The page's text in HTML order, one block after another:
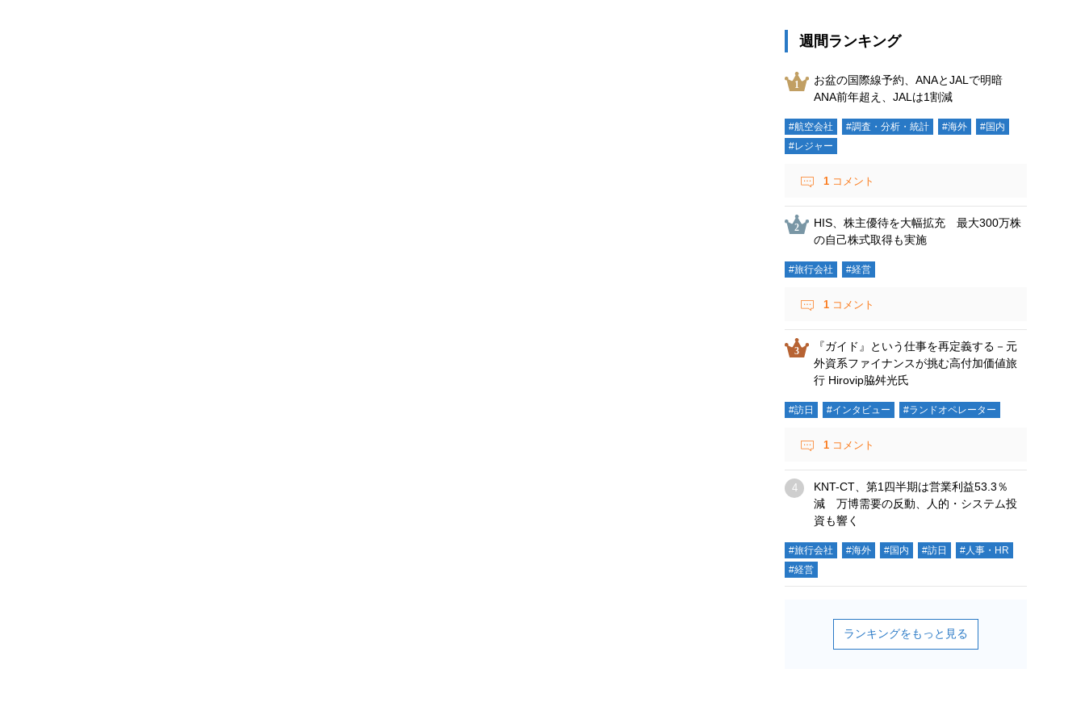
週間ランキング
お盆の国際線予約、ANAとJALで明暗
ANA前年超え、JALは1割減
#航空会社 #調査・分析・統計 #海外
#国内
#レジャー
1 コメント
HIS、株主優待を大幅拡充 最大300万株
の自己株式取得も実施
#旅行会社 #経営
1 コメント
『ガイド』という仕事を再定義する－元
外資系ファイナンスが挑む高付加価値旅
行 Hirovip脇舛光氏
#訪日 #インタビュー #ランドオペレーター
1 コメント
KNT-CT、第1四半期は営業利益53.3％
減 万博需要の反動、人的・システム投
資も響く
#旅行会社 #海外 #国内 #訪日
#人事・HR
#経営